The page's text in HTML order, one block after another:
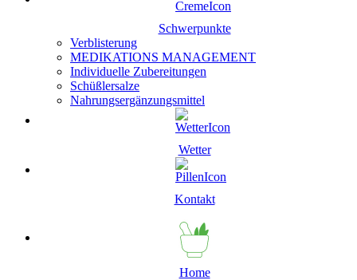
Schwerpunkte
Verblisterung
MEDIKATIONS MANAGEMENT
Individuelle Zubereitungen
Schüßlersalze
Nahrungsergänzungsmittel
Wetter
Kontakt
Home